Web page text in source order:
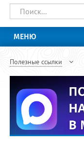
МЕНЮ
Полезные ссылки